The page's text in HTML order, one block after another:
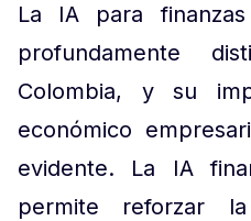
La IA para
profundamente
Colombia, y su
económico
evidente. La IA
permite reforzar